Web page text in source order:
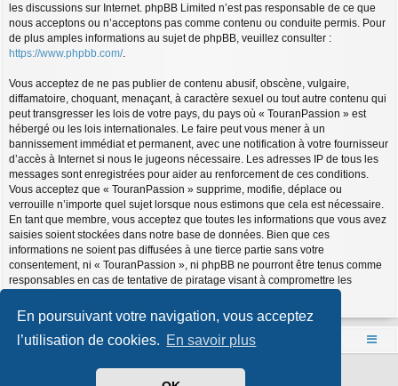
En poursuivant votre navigation, vous acceptez
l’utilisation de cookies. En savoir plus
les discussions sur Internet. phpBB Limited n’est pas responsable de ce que
nous acceptons ou n’acceptons pas comme contenu ou conduite permis. Pour
de plus amples informations au sujet de phpBB, veuillez consulter :
https://www.phpbb.com/.
Vous acceptez de ne pas publier de contenu abusif, obscène, vulgaire,
diffamatoire, choquant, menaçant, à caractère sexuel ou tout autre contenu qui
peut transgresser les lois de votre pays, du pays où « TouranPassion » est
hébergé ou les lois internationales. Le faire peut vous mener à un
bannissement immédiat et permanent, avec une notification à votre fournisseur
d’accès à Internet si nous le jugeons nécessaire. Les adresses IP de tous les
messages sont enregistrées pour aider au renforcement de ces conditions.
Vous acceptez que « TouranPassion » supprime, modifie, déplace ou
verrouille n’importe quel sujet lorsque nous estimons que cela est nécessaire.
En tant que membre, vous acceptez que toutes les informations que vous avez
saisies soient stockées dans notre base de données. Bien que ces
informations ne soient pas diffusées à une tierce partie sans votre
consentement, ni « TouranPassion », ni phpBB ne pourront être tenus comme
responsables en cas de tentative de piratage visant à compromettre les
Accueil Index du forum
Développé parphpBB® Forum Software © phpBB Limited